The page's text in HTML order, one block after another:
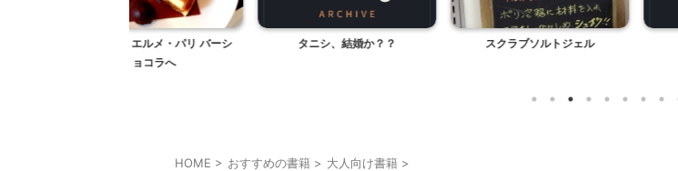
タニシ、結婚か？？ スクラブソルトジェル 聖書の読み方
HOME > おすすめの書籍 > 大人向け書籍 >